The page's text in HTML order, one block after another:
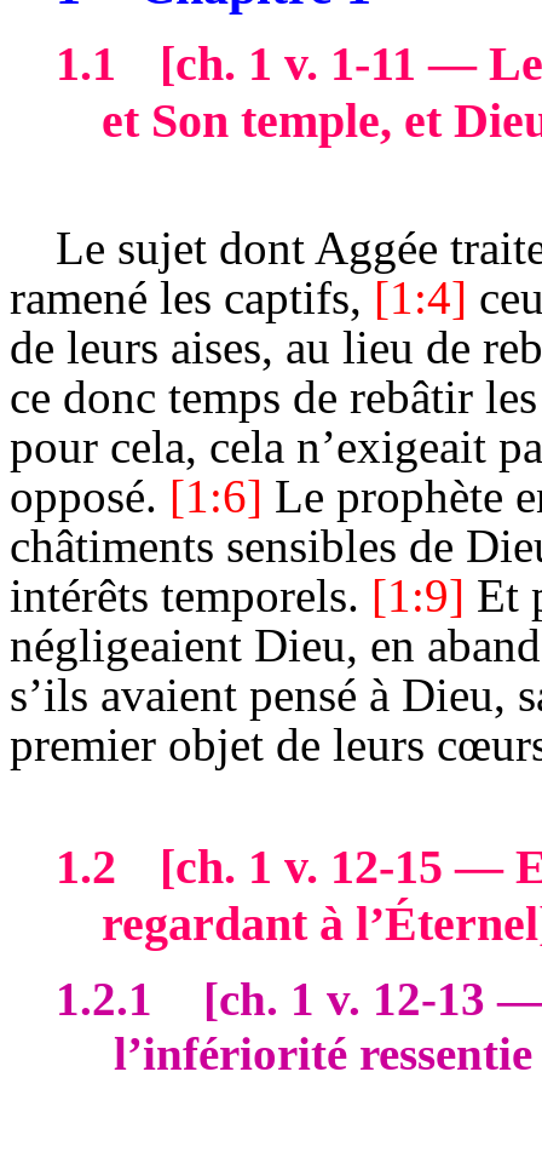
1.1 [ch. 1 v. 1-11 —
et Son temple, et
Le sujet dont Aggée
ramené les captifs, [1:4]
de leurs aises, au lieu de
ce donc temps de rebâtir
pour cela, cela n’exigeait
opposé. [1:6] Le prophète
châtiments sensibles de
intérêts temporels. [1:9] Et
négligeaient Dieu, en
s’ils avaient pensé à Dieu,
premier objet de leurs
1.2 [ch. 1 v. 12-15 —
regardant à
1.2.1 [ch. 1 v. 12-13
l’infériorité